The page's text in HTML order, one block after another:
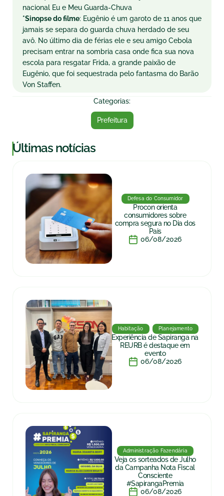
nacional Eu e Meu Guarda-Chuva
*Sinopse do filme: Eugênio é um garoto de 11 anos que
jamais se separa do guarda chuva herdado de seu
avô. No último dia de férias ele e seu amigo Cebola
precisam entrar na sombria casa onde fica sua nova
escola para resgatar Frida, a grande paixão de
Eugênio, que foi sequestrada pelo fantasma do Barão
Von Staffen.
Categorias:
Prefeitura
|Últimas notícias
Defesa do Consumidor
Procon orienta
consumidores sobre
compra segura no Dia dos
Pais
06/08/2026
Habitação Planejamento
Experiência de Sapiranga na
REURB é destaque em
evento
06/08/2026
Administração Fazendária
Veja os sorteados de Julho
da Campanha Nota Fiscal
Consciente
#SapirangaPremia
06/08/2026